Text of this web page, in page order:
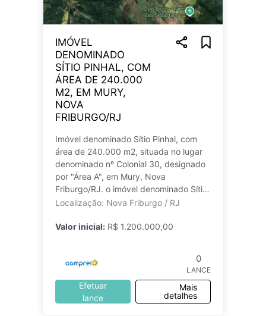
IMÓVEL
DENOMINADO
SÍTIO PINHAL, COM
ÁREA DE 240.000
M2, EM MURY,
NOVA
FRIBURGO/RJ
Imóvel denominado Sítio Pinhal, com
área de 240.000 m2, situada no lugar
denominado nº Colonial 30, designado
por "Área A", em Mury, Nova
Friburgo/RJ. o imóvel denominado Sítio
Pinhal, com área de 240.000 m2
Localização: Nova Friburgo / RJ
Valor inicial: R$ 1.200.000,00
0
LANCE
Efetuar
lance
Mais
detalhes